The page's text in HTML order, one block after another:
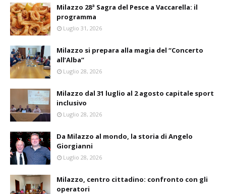
Milazzo 28ª Sagra del Pesce a Vaccarella: il
programma
Luglio 31, 2026
Milazzo si prepara alla magia del “Concerto
all’Alba”
Luglio 28, 2026
Milazzo dal 31 luglio al 2 agosto capitale sport
inclusivo
Luglio 28, 2026
Da Milazzo al mondo, la storia di Angelo
Giorgianni
Luglio 28, 2026
Milazzo, centro cittadino: confronto con gli
operatori